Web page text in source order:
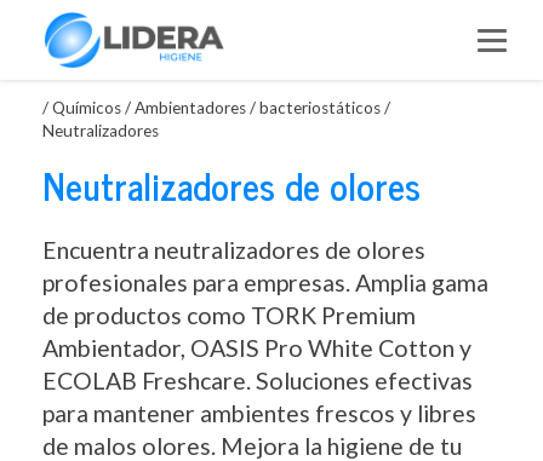
/Químicos/Ambientadores / bacteriostáticos/
Neutralizadores
Neutralizadores de olores
Encuentra neutralizadores de olores
profesionales para empresas. Amplia gama
de productos como TORK Premium
Ambientador, OASIS Pro White Cotton y
ECOLAB Freshcare. Soluciones efectivas
para mantener ambientes frescos y libres
de malos olores. Mejora la higiene de tu